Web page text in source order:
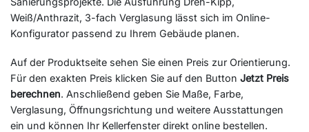
Weiß/Anthrazit, 3-fach Verglasung lässt sich im Online-
Konfigurator passend zu Ihrem Gebäude planen.
Auf der Produktseite sehen Sie einen Preis zur Orientierung.
Für den exakten Preis klicken Sie auf den Button Jetzt Preis
berechnen. Anschließend geben Sie Maße, Farbe,
Verglasung, Öffnungsrichtung und weitere Ausstattungen
ein und können Ihr Kellerfenster direkt online bestellen.